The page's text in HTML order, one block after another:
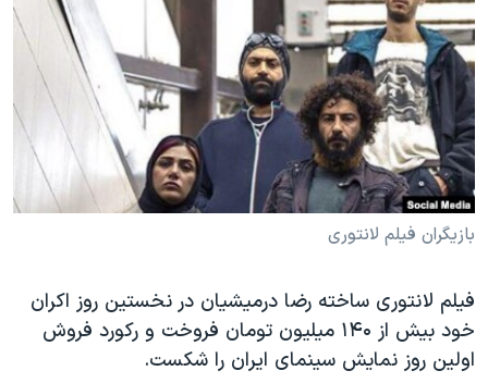
فرهنگ و زندگی
حقوق شهروندی
اقتصادی
علم و فناوری
اسرائیل در جنگ
گالری عکس
مستندها
انتخابات ریاست جمهوری آمریکا ۲۰۲۴
حمله جمهوری اسلامی به اسرائیل
رمز مهسا
ورزش زنان در ایران
اعتراضات زن، زندگی، آزادی
تریبونال مردمی آبان ۹۸
دادگاه حمید نوری
چهل سال گروگان‌گیری
دنبال کنید
زبانهای مختلف
بازیگران فیلم لانتوری
فیلم لانتوری ساخته رضا درمیشیان در نخستین روز اکران
خود بیش از ۱۴۰ میلیون تومان فروخت و رکورد فروش
اولین روز نمایش سینمای ایران را شکست.